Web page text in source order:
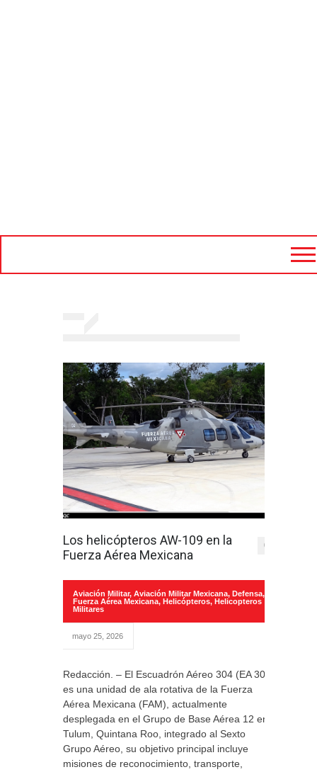
Los helicópteros AW-109 en la
Fuerza Aérea Mexicana
0
Aviación Militar, Aviación Militar Mexicana, Defensa,
Fuerza Aérea Mexicana, Helicópteros, Helicopteros
Militares
mayo 25, 2026
Redacción. – El Escuadrón Aéreo 304 (EA 304)
es una unidad de ala rotativa de la Fuerza
Aérea Mexicana (FAM), actualmente
desplegada en el Grupo de Base Aérea 12 en
Tulum, Quintana Roo, integrado al Sexto
Grupo Aéreo, su objetivo principal incluye
misiones de reconocimiento, transporte,